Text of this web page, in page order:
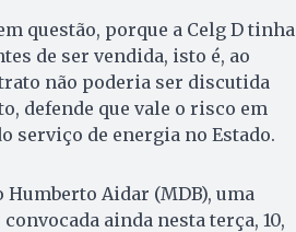
questão, porque a Celg D tinha
de ser vendida, isto é, ao
não poderia ser discutida
defende que vale o risco em
serviço de energia no Estado.
Aidar (MDB), uma
ainda nesta terça, 10,